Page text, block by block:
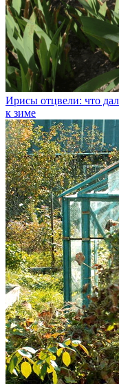
Ирисы отцвели: что
к зиме